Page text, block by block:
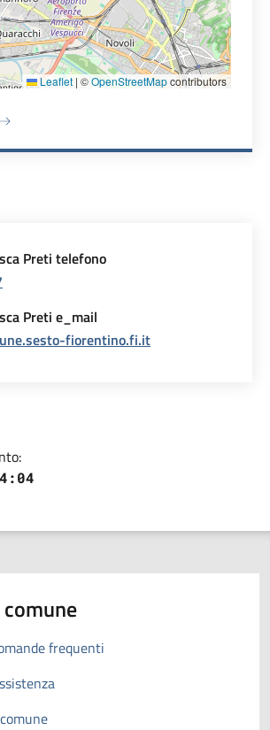
Leaflet | ©OpenStreetMapcontributors
PALAZZO COMUNALE
Preti telefono
Preti e_mail
fiorentino.fi.it
frequenti